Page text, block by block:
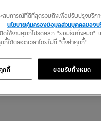
ากจะทำให้ยางเสียหายได้ง่า
และยังส่งผลต่อสมดุลการทรงตัว
รุขระ
ถนนหรือเส้นทางขรุขระเป็น
ะสบการณ์ที่ดีที่สุดรวมถึงเพื่อปรับปรุงบริก
นโยบายคุ้มครองข้อมูลส่วนบุคคลของ
ปิดใช้งานคุกกี้โปรดคลิก "ยอมรับทั้งหมด"
กี้ได้ตลอดเวลาโดยไปที่ "ตั้งค่าคุกกี้"
ยอมรับทั้งหมด
กกี้